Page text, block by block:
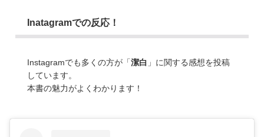
Inatagramでの反応！
Instagramでも多くの方が「潔白 」に関する感想を投稿
しています。
本書の魅力がよくわかります！